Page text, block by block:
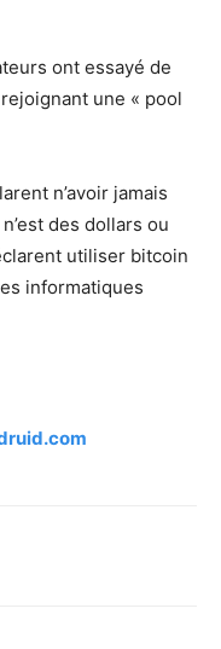
ont essayé de
une « pool
n’avoir jamais
des dollars ou
utiliser bitcoin
informatiques